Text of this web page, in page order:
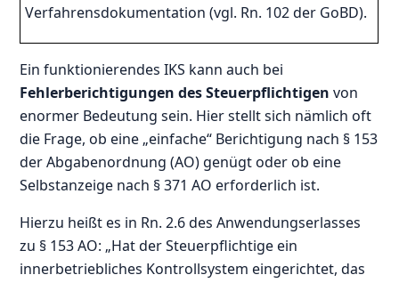
Verfahrensdokumentation (vgl. Rn. 102 der GoBD).
Ein funktionierendes IKS kann auch bei
Fehlerberichtigungen des Steuerpflichtigen von
enormer Bedeutung sein. Hier stellt sich nämlich oft
die Frage, ob eine „einfache“ Berichtigung nach § 153
der Abgabenordnung (AO) genügt oder ob eine
Selbstanzeige nach § 371 AO erforderlich ist.
Hierzu heißt es in Rn. 2.6 des Anwendungserlasses
zu § 153 AO: „Hat der Steuerpflichtige ein
innerbetriebliches Kontrollsystem eingerichtet, das